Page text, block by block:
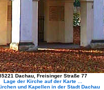
Dachau, Freisinger Straße 77
Lage der Kirche auf der Karte ...
und Kapellen in der Stadt Dachau